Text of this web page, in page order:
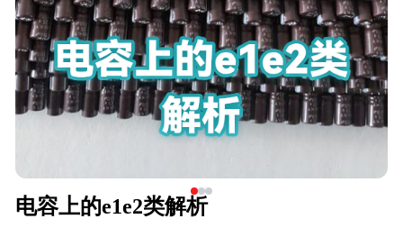
电容上的e1e2类解析